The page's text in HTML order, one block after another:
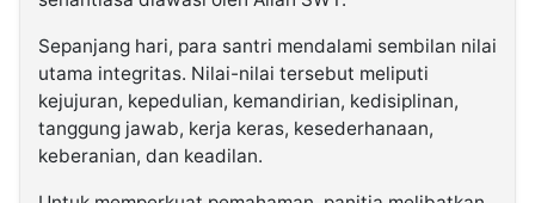
Sepanjang hari, para santri mendalami sembilan nilai
utama integritas. Nilai-nilai tersebut meliputi
kejujuran, kepedulian, kemandirian, kedisiplinan,
tanggung jawab, kerja keras, kesederhanaan,
keberanian, dan keadilan.